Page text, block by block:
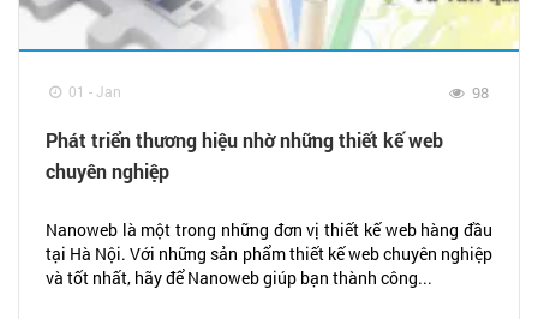
01 - Jan 98
Phát triển thương hiệu nhờ những thiết kế web
chuyên nghiệp
Nanoweb là một trong những đơn vị thiết kế web hàng đầu
tại Hà Nội. Với những sản phẩm thiết kế web chuyên nghiệp
và tốt nhất, hãy để Nanoweb giúp bạn thành công...